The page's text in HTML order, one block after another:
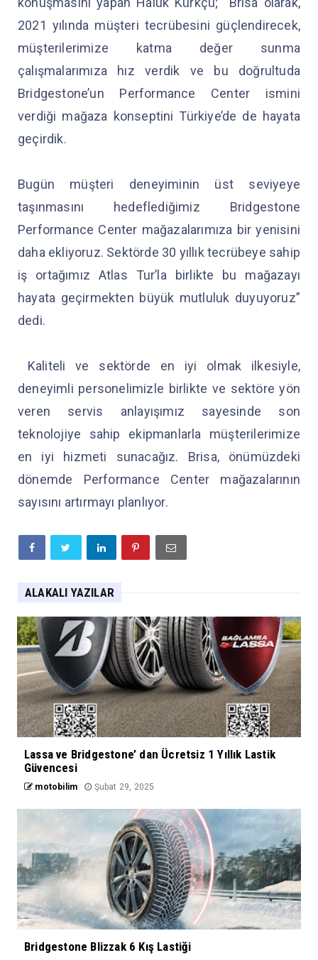
2021 yılında müşteri tecrübesini güçlendirecek,
müşterilerimize katma değer sunma
çalışmalarımıza hız verdik ve bu doğrultuda
Bridgestone’un Performance Center ismini
verdiği mağaza konseptini Türkiye’de de hayata
geçirdik.
Bugün müşteri deneyiminin üst seviyeye
taşınmasını hedeflediğimiz Bridgestone
Performance Center mağazalarımıza bir yenisini
daha ekliyoruz. Sektörde 30 yıllık tecrübeye sahip
iş ortağımız Atlas Tur’la birlikte bu mağazayı
hayata geçirmekten büyük mutluluk duyuyoruz”
dedi.
Kaliteli ve sektörde en iyi olmak ilkesiyle,
deneyimli personelimizle birlikte ve sektöre yön
veren servis anlayışımız sayesinde son
teknolojiye sahip ekipmanlarla müşterilerimize
en iyi hizmeti sunacağız. Brisa, önümüzdeki
dönemde Performance Center mağazalarının
sayısını artırmayı planlıyor.
ALAKALI YAZILAR
Lassa ve Bridgestone’ dan Ücretsiz 1 Yıllık Lastik
Güvencesi
motobilim Şubat 29, 2025
Bridgestone Blizzak 6 Kış Lastiği